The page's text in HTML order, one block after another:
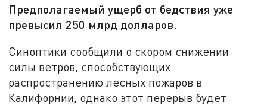
Предполагаемый ущерб от бедствия уже
превысил 250 млрд долларов.
Синоптики сообщили о скором снижении
силы ветров, способствующих
распространению лесных пожаров в
Калифорнии, однако этот перерыв будет